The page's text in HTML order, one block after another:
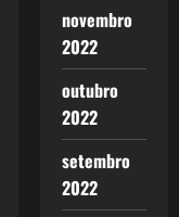
novembro
2022
outubro
2022
setembro
2022